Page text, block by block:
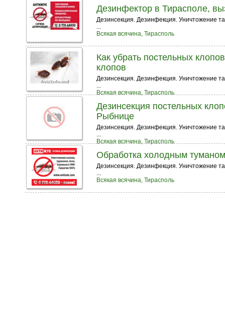
Дезинфектор в Тирасполе,
Дезинсекция. Дезинфекция. Уничтожение
...
Всякая всячина, Тирасполь
Как убрать постельных
клопов
Дезинсекция. Дезинфекция. Уничтожение
...
Всякая всячина, Тирасполь
Дезинсекция постельных
Рыбнице
Дезинсекция. Дезинфекция. Уничтожение
...
Всякая всячина, Тирасполь
Обработка холодным
Дезинсекция. Дезинфекция. Уничтожение
...
Всякая всячина, Тирасполь